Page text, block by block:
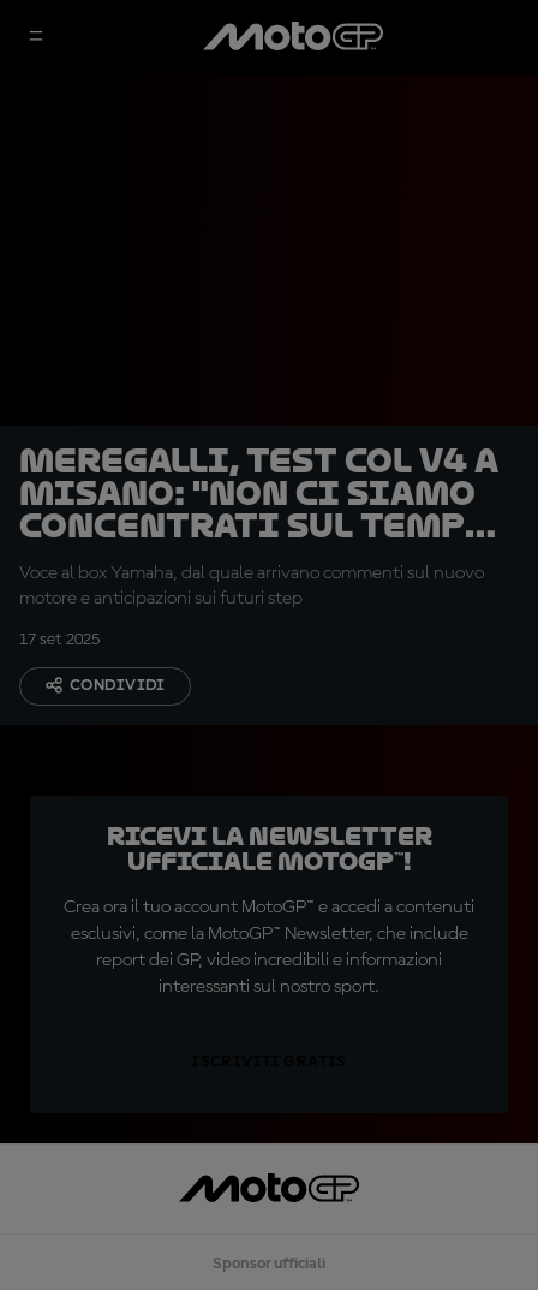
Meregalli, test col V4 a
Misano: "Non ci siamo
concentrati sul tempo
sul giro"
Voce al box Yamaha, dal quale arrivano commenti sul nuovo
motore e anticipazioni sui futuri step
17 set 2025
CONDIVIDI
Ricevi la newsletter
ufficiale MotoGP™!
Crea ora il tuo account MotoGP™ e accedi a contenuti
esclusivi, come la MotoGP™ Newsletter, che include
report dei GP, video incredibili e informazioni
interessanti sul nostro sport.
Sponsor ufficiali